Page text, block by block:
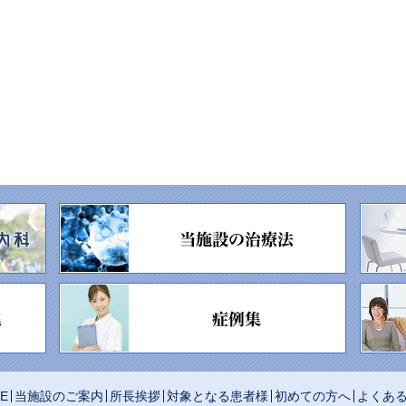
当施設のご案内 所長挨拶 対象となる患者様 初めての方へ よくあ